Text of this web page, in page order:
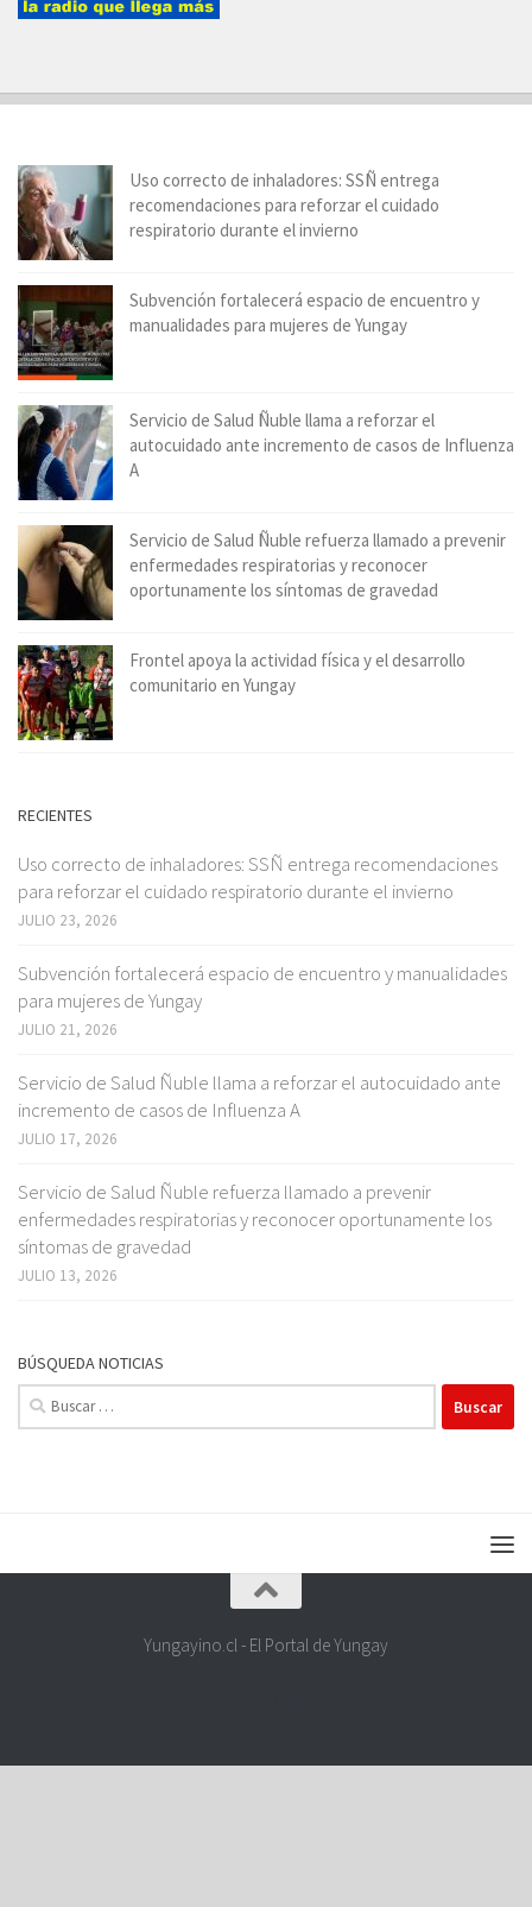
Uso correcto de inhaladores: SSÑ entrega
recomendaciones para reforzar el cuidado
respiratorio durante el invierno
Subvención fortalecerá espacio de encuentro y
manualidades para mujeres de Yungay
Servicio de Salud Ñuble llama a reforzar el
autocuidado ante incremento de casos de Influenza
A
Servicio de Salud Ñuble refuerza llamado a prevenir
enfermedades respiratorias y reconocer
oportunamente los síntomas de gravedad
Frontel apoya la actividad física y el desarrollo
comunitario en Yungay
RECIENTES
Uso correcto de inhaladores: SSÑ entrega recomendaciones
para reforzar el cuidado respiratorio durante el invierno
JULIO 23, 2026
Subvención fortalecerá espacio de encuentro y manualidades
para mujeres de Yungay
JULIO 21, 2026
Servicio de Salud Ñuble llama a reforzar el autocuidado ante
incremento de casos de Influenza A
JULIO 17, 2026
Servicio de Salud Ñuble refuerza llamado a prevenir
enfermedades respiratorias y reconocer oportunamente los
síntomas de gravedad
JULIO 13, 2026
BÚSQUEDA NOTICIAS
Buscar:
Yungayino.cl - El Portal de Yungay